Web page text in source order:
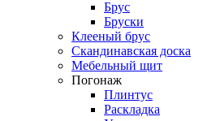
Брус
Бруски
Клееный брус
Скандинавская доска
Мебельный щит
Погонаж
Плинтус
Раскладка